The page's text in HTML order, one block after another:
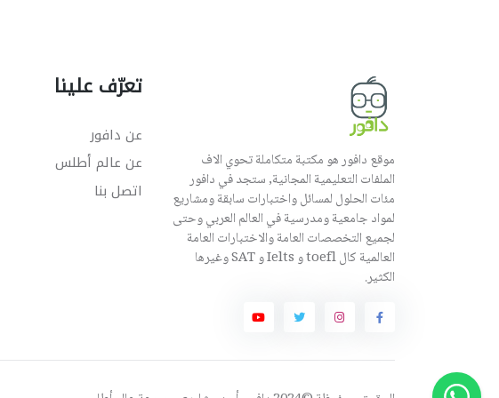
موقع دافور هو مكتبة متكاملة تحوي الاف
الملفات التعليمية المجانية, ستجد في دافور
مئات الحلول لمسائل واختبارات سابقة ومشاريع
لمواد جامعية ومدرسية في العالم العربي وحتى
لجميع التخصصات العامة والاختبارات العامة
العالمية كال toefl و Ielts و SAT وغيرها
الكثير.
تعرّف علينا
عن دافور
عن عالم أطلس
اتصل بنا